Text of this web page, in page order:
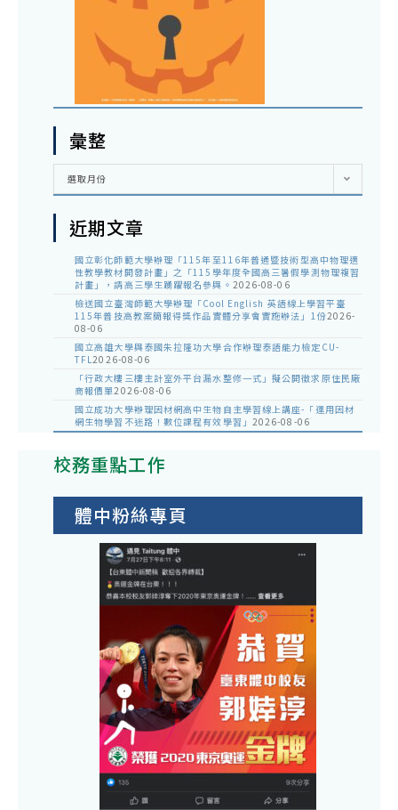
彙整
彙
選取月份
近期文章
國立彰化師範大學辦理「115年至116年普通暨技術型高中物理適
性教學教材開發計畫」之「115學年度全國高三暑假學測物理複習
計畫」，請高三學生踴躍報名參與。 2026-08-06
檢送國立臺灣師範大學辦理「Cool English 英語線上學習平臺
115年普技高教案簡報得獎作品實體分享會實施辦法」1份2026-
08-06
國立高雄大學與泰國朱拉隆功大學合作辦理泰語能力檢定CU-
TFL2026-08-06
「行政大樓三樓主計室外平台漏水整修一式」擬公開徵求原住民廠
商報價單2026-08-06
國立成功大學辦理因材網高中生物自主學習線上講座-「運用因材
網生物學習不迷路！數位課程有效學習」 2026-08-06
校務重點工作
體中粉絲專頁